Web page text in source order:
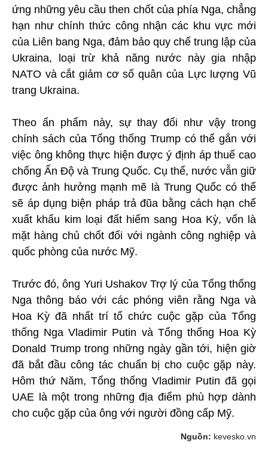
ứng những yêu cầu then chốt của phía Nga, chẳng
hạn như chính thức công nhận các khu vực mới
của Liên bang Nga, đảm bảo quy chế trung lập của
Ukraina, loại trừ khả năng nước này gia nhập
NATO và cắt giảm cơ số quân của Lực lượng Vũ
trang Ukraina.
Theo ấn phẩm này, sự thay đổi như vậy trong
chính sách của Tổng thống Trump có thể gắn với
việc ông không thực hiện được ý định áp thuế cao
chống Ấn Độ và Trung Quốc. Cụ thể, nước vẫn giữ
được ảnh hưởng mạnh mẽ là Trung Quốc có thể
sẽ áp dụng biện pháp trả đũa bằng cách hạn chế
xuất khẩu kim loại đất hiếm sang Hoa Kỳ, vốn là
mặt hàng chủ chốt đối với ngành công nghiệp và
quốc phòng của nước Mỹ.
Trước đó, ông Yuri Ushakov Trợ lý của Tổng thống
Nga thông báo với các phóng viên rằng Nga và
Hoa Kỳ đã nhất trí tổ chức cuộc gặp của Tổng
thống Nga Vladimir Putin và Tổng thống Hoa Kỳ
Donald Trump trong những ngày gần tới, hiện giờ
đã bắt đầu công tác chuẩn bị cho cuộc gặp này.
Hôm thứ Năm, Tổng thống Vladimir Putin đã gọi
UAE là một trong những địa điểm phù hợp dành
cho cuộc gặp của ông với người đồng cấp Mỹ.
Nguồn: kevesko.vn